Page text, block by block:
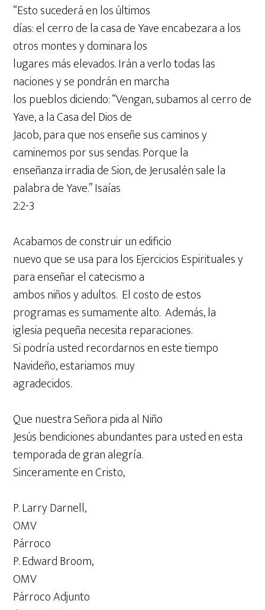
“Esto sucederá en los últimos
días: el cerro de la casa de Yave encabezara a los
otros montes y dominara los
lugares más elevados. Irán a verlo todas las
naciones y se pondrán en marcha
los pueblos diciendo: “Vengan, subamos al cerro de
Yave, a la Casa del Dios de
Jacob, para que nos enseñe sus caminos y
caminemos por sus sendas. Porque la
enseñanza irradia de Sion, de Jerusalén sale la
palabra de Yave.” Isaías
2:2-3
Acabamos de construir un edificio
nuevo que se usa para los Ejercicios Espirituales y
para enseñar el catecismo a
ambos niños y adultos. El costo de estos
programas es sumamente alto. Además, la
iglesia pequeña necesita reparaciones.
Si podría usted recordarnos en este tiempo
Navideño, estariamos muy
agradecidos.
Que nuestra Señora pida al Niño
Jesús bendiciones abundantes para usted en esta
temporada de gran alegría.
Sinceramente en Cristo,
P. Larry Darnell,
OMV
Párroco
P. Edward Broom,
OMV
Párroco Adjunto